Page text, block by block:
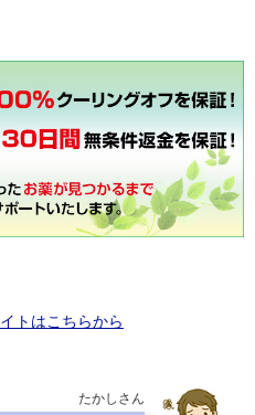
トはこちらから
たかしさん